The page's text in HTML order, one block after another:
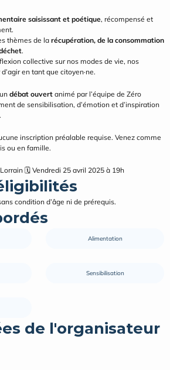
saisissant et poétique, récompensé et
thèmes de la récupération, de la consommation
.
collective sur nos modes de vie, nos
en tant que citoyen·ne.
débat ouvert animé par l’équipe de Zéro
de sensibilisation, d’émotion et d’inspiration
inscription préalable requise. Venez comme
ou en famille.
🗓️ Vendredi 25 avril 2025 à 19h
condition d’âge ni de prérequis.
Alimentation
Sensibilisation
de l'organisateur